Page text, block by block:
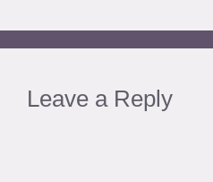
Leave a Reply